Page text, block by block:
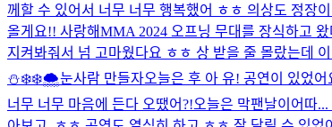
께할 수 있어서 너무 너무 행복했어 ㅎㅎ 의상도 정장
올게요!! 사랑해MMA 2024 오프닝 무대를 장식하고
지켜봐줘서 넘 고마웠다요 ㅎㅎ 상 받을 줄 몰랐는데
⛄️❄️❄️🌨️눈사람 만들자오늘은 후 아 유! 공연이 있었
너무 너무 마음에 든다 오땠어?!오늘은 막팬날이어따